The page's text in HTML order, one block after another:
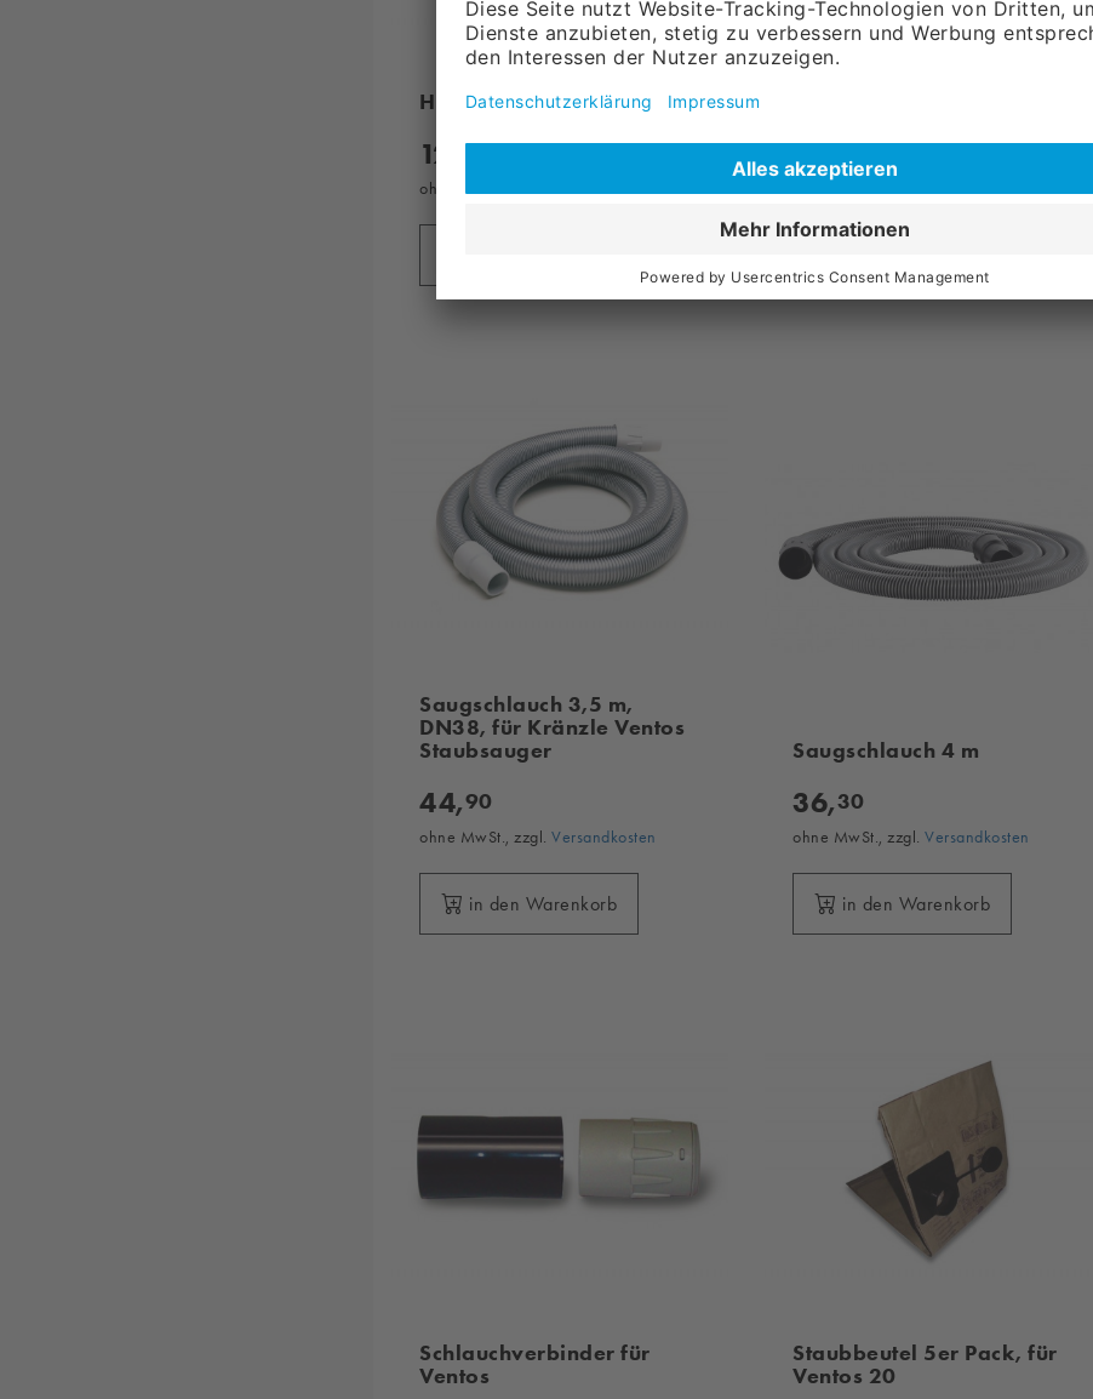
Handrohr, gebogen
12, 20
ohne MwSt., zzgl.
559,
Saugschlauch 3,5 m,
DN38, für Kränzle Ventos
Staubsauger
44,90
ohne MwSt., zzgl.Versandkosten
in den Warenkorb
Saugschlauch 4 m
36,30
ohne MwSt., zzgl.Versandkosten
in den Warenkorb
Schlauchverbinder für
Ventos
Staubbeutel 5er Pack, für
Ventos 20